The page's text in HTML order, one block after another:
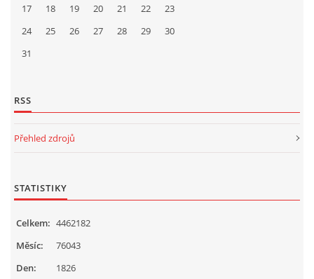
17
18 19 20 21 22
23
24
25 26 27 28 29
30
31
RSS
Přehled zdrojů
STATISTIKY
Celkem: 4462182
Měsíc:
76043
Den:
1826